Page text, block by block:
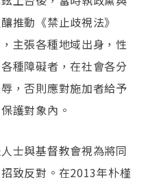
推動《禁止歧視法》
主張各種地域出身，性
種障礙者，在社會各分
，否則應對施加者給予
護對象內。
士與基督教會視為將同
致反對。在2013年朴槿